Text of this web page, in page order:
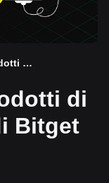
di
di
Bitget